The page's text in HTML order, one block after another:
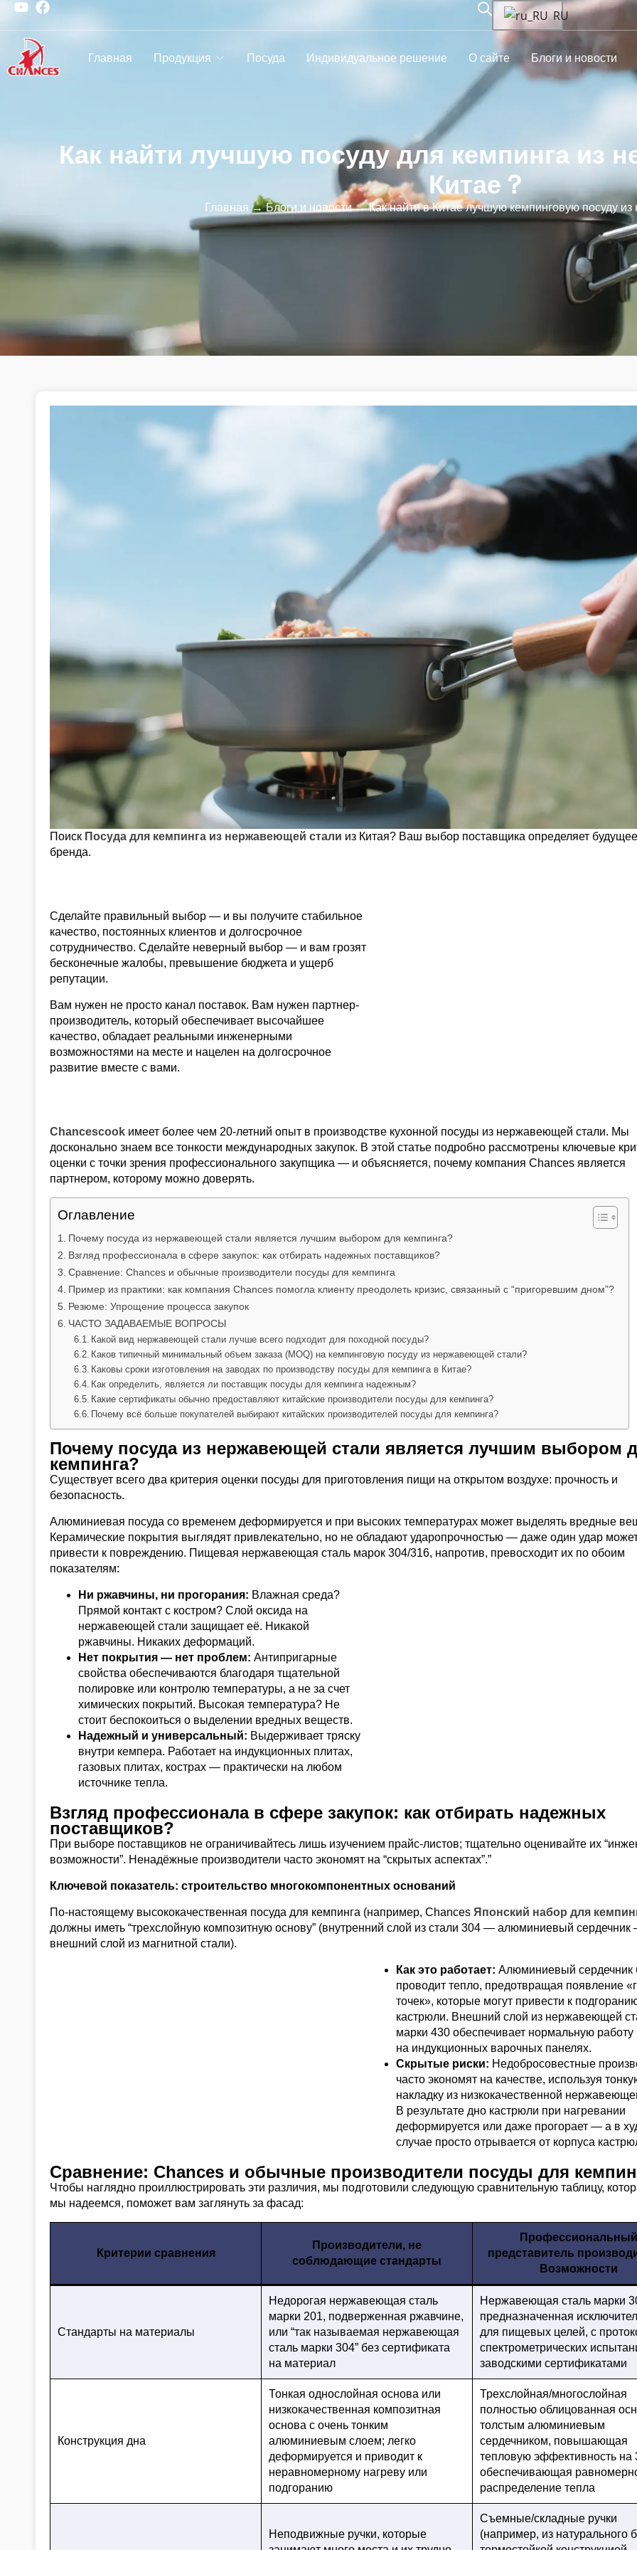
RU
Главная Продукция Посуда Индивидуальное решение О сайте Блоги и новости
Как найти лучшую посуду для кемпинга из
Китае？
Главная →Блоги и новости→ Как найти в Китае лучшую кемпинговую посуду
Поиск Посуда для кемпинга из нержавеющей стали из Китая? Ваш выбор поставщика определяет
бренда.
Сделайте правильный выбор — и вы получите стабильное
качество, постоянных клиентов и долгосрочное
сотрудничество. Сделайте неверный выбор — и вам грозят
бесконечные жалобы, превышение бюджета и ущерб
репутации.
Вам нужен не просто канал поставок. Вам нужен партнер-
производитель, который обеспечивает высочайшее
качество, обладает реальными инженерными
возможностями на месте и нацелен на долгосрочное
развитие вместе с вами.
Chancescook имеет более чем 20-летний опыт в производстве кухонной посуды из нержавеющей стали. Мы
досконально знаем все тонкости международных закупок. В этой статье подробно рассмотрены ключевые
оценки с точки зрения профессионального закупщика — и объясняется, почему компания Chances является
партнером, которому можно доверять.
Оглавление
Почему посуда из нержавеющей стали является лучшим выбором для кемпинга?
Взгляд профессионала в сфере закупок: как отбирать надежных поставщиков?
Сравнение: Chances и обычные производители посуды для кемпинга
Пример из практики: как компания Chances помогла клиенту преодолеть кризис, связанный с “пригоревшим дном”?
Резюме: Упрощение процесса закупок
ЧАСТО ЗАДАВАЕМЫЕ ВОПРОСЫ
Какой вид нержавеющей стали лучше всего подходит для походной посуды?
Каков типичный минимальный объем заказа (MOQ) на кемпинговую посуду из нержавеющей стали?
Каковы сроки изготовления на заводах по производству посуды для кемпинга в Китае?
Как определить, является ли поставщик посуды для кемпинга надежным?
Какие сертификаты обычно предоставляют китайские производители посуды для кемпинга?
Почему всё больше покупателей выбирают китайских производителей посуды для кемпинга?
Почему посуда из нержавеющей стали является лучшим выбором
кемпинга?
Существует всего два критерия оценки посуды для приготовления пищи на открытом воздухе: прочность и
безопасность.
Алюминиевая посуда со временем деформируется и при высоких температурах может выделять вредные
Керамические покрытия выглядят привлекательно, но не обладают ударопрочностью — даже один удар
привести к повреждению. Пищевая нержавеющая сталь марок 304/316, напротив, превосходит их по обоим
показателям:
Ни ржавчины, ни прогорания: Влажная среда?
Прямой контакт с костром? Слой оксида на
нержавеющей стали защищает её. Никакой
ржавчины. Никаких деформаций.
Нет покрытия — нет проблем: Антипригарные
свойства обеспечиваются благодаря тщательной
полировке или контролю температуры, а не за счет
химических покрытий. Высокая температура? Не
стоит беспокоиться о выделении вредных веществ.
Надежный и универсальный: Выдерживает тряску
внутри кемпера. Работает на индукционных плитах,
газовых плитах, кострах — практически на любом
источнике тепла.
Взгляд профессионала в сфере закупок: как отбирать надежных
поставщиков?
При выборе поставщиков не ограничивайтесь лишь изучением прайс-листов; тщательно оценивайте их
возможности”. Ненадёжные производители часто экономят на “скрытых аспектах”.”
Ключевой показатель: строительство многокомпонентных оснований
По-настоящему высококачественная посуда для кемпинга (например, Chances Японский набор для
должны иметь “трехслойную композитную основу” (внутренний слой из стали 304 — алюминиевый
внешний слой из магнитной стали).
Как это работает: Алюминиевый сердечник
проводит тепло, предотвращая появление
точек», которые могут привести к
кастрюли. Внешний слой из нержавеющей
марки 430 обеспечивает нормальную работу
на индукционных варочных панелях.
Скрытые риски: Недобросовестные
часто экономят на качестве, используя
накладку из низкокачественной
В результате дно кастрюли при нагревании
деформируется или даже прогорает — а в
случае просто отрывается от корпуса
Сравнение: Chances и обычные производители посуды для
Чтобы наглядно проиллюстрировать эти различия, мы подготовили следующую сравнительную таблицу,
мы надеемся, поможет вам заглянуть за фасад:
Критерии сравнения
Производители, не
соблюдающие стандарты
Профессиональный
представитель
Возможности
Стандарты на материалы
Недорогая нержавеющая сталь
марки 201, подверженная ржавчине,
или “так называемая нержавеющая
сталь марки 304” без сертификата
на материал
Нержавеющая сталь марки
предназначенная
для пищевых целей, с
спектрометрических
заводскими сертификатами
Конструкция дна
Тонкая однослойная основа или
низкокачественная композитная
основа с очень тонким
алюминиевым слоем; легко
деформируется и приводит к
неравномерному нагреву или
подгоранию
Трехслойная/многослойная
полностью облицованная
толстым алюминиевым
сердечником, повышающая
тепловую эффективность на
обеспечивающая
распределение тепла
Неподвижные ручки, которые
Съемные/складные ручки
(например, из натурального